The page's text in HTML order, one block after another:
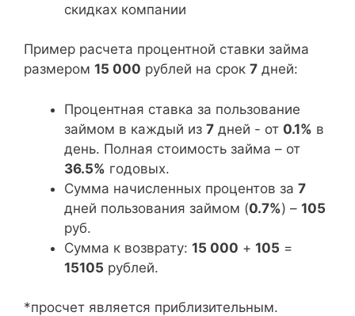
скидках компании
Пример расчета процентной ставки займа
размером 15 000 рублей на срок 7 дней:
Процентная ставка за пользование
займом в каждый из 7 дней - от 0.1% в
день. Полная стоимость займа – от
36.5% годовых.
Сумма начисленных процентов за 7
дней пользования займом (0.7%) – 105
руб.
Сумма к возврату: 15 000 + 105 =
15105 рублей.
*просчет является приблизительным.